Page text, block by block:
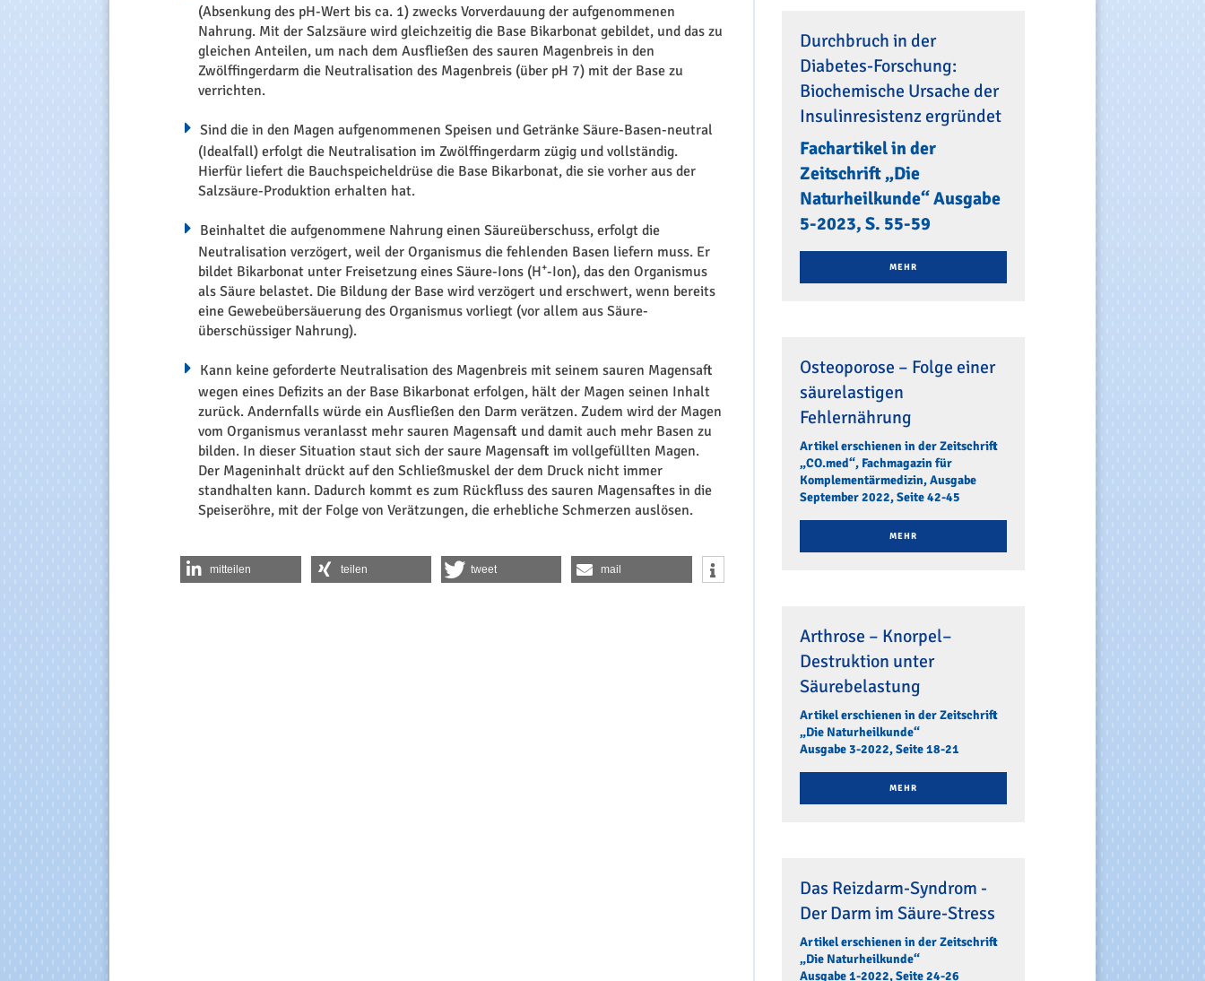
(Absenkung des pH-Wert bis ca. 1) zwecks Vorverdauung der aufgenommenen
Nahrung. Mit der Salzsäure wird gleichzeitig die Base Bikarbonat gebildet, und das zu
gleichen Anteilen, um nach dem Ausfließen des sauren Magenbreis in den
Zwölffingerdarm die Neutralisation des Magenbreis (über pH 7) mit der Base zu
verrichten.
Sind die in den Magen aufgenommenen Speisen und Getränke Säure-Basen-neutral
(Idealfall) erfolgt die Neutralisation im Zwölffingerdarm zügig und vollständig.
Hierfür liefert die Bauchspeicheldrüse die Base Bikarbonat, die sie vorher aus der
Salzsäure-Produktion erhalten hat.
Beinhaltet die aufgenommene Nahrung einen Säureüberschuss, erfolgt die
Neutralisation verzögert, weil der Organismus die fehlenden Basen liefern muss. Er
bildet Bikarbonat unter Freisetzung eines Säure-Ions (H+-Ion), das den Organismus
als Säure belastet. Die Bildung der Base wird verzögert und erschwert, wenn bereits
eine Gewebeübersäuerung des Organismus vorliegt (vor allem aus Säure-
überschüssiger Nahrung).
Kann keine geforderte Neutralisation des Magenbreis mit seinem sauren Magensaft
wegen eines Defizits an der Base Bikarbonat erfolgen, hält der Magen seinen Inhalt
zurück. Andernfalls würde ein Ausfließen den Darm verätzen. Zudem wird der Magen
vom Organismus veranlasst mehr sauren Magensaft und damit auch mehr Basen zu
bilden. In dieser Situation staut sich der saure Magensaft im vollgefüllten Magen.
Der Mageninhalt drückt auf den Schließmuskel der dem Druck nicht immer
standhalten kann. Dadurch kommt es zum Rückfluss des sauren Magensaftes in die
Speiseröhre, mit der Folge von Verätzungen, die erhebliche Schmerzen auslösen.
mitteilen teilen tweet mail
Durchbruch in der
Diabetes-Forschung:
Biochemische Ursache der
Insulinresistenz ergründet
Fachartikel in der
Zeitschrift „Die
Naturheilkunde“ Ausgabe
5-2023, S. 55-59
MEHR
Osteoporose – Folge einer
säurelastigen
Fehlernährung
Artikel erschienen in der Zeitschrift
„CO.med“, Fachmagazin für
Komplementärmedizin, Ausgabe
September 2022, Seite 42-45
MEHR
Arthrose – Knorpel–
Destruktion unter
Säurebelastung
Artikel erschienen in der Zeitschrift
„Die Naturheilkunde“
Ausgabe 3-2022, Seite 18-21
MEHR
Das Reizdarm-Syndrom -
Der Darm im Säure-Stress
Artikel erschienen in der Zeitschrift
„Die Naturheilkunde“
Ausgabe 1-2022, Seite 24-26